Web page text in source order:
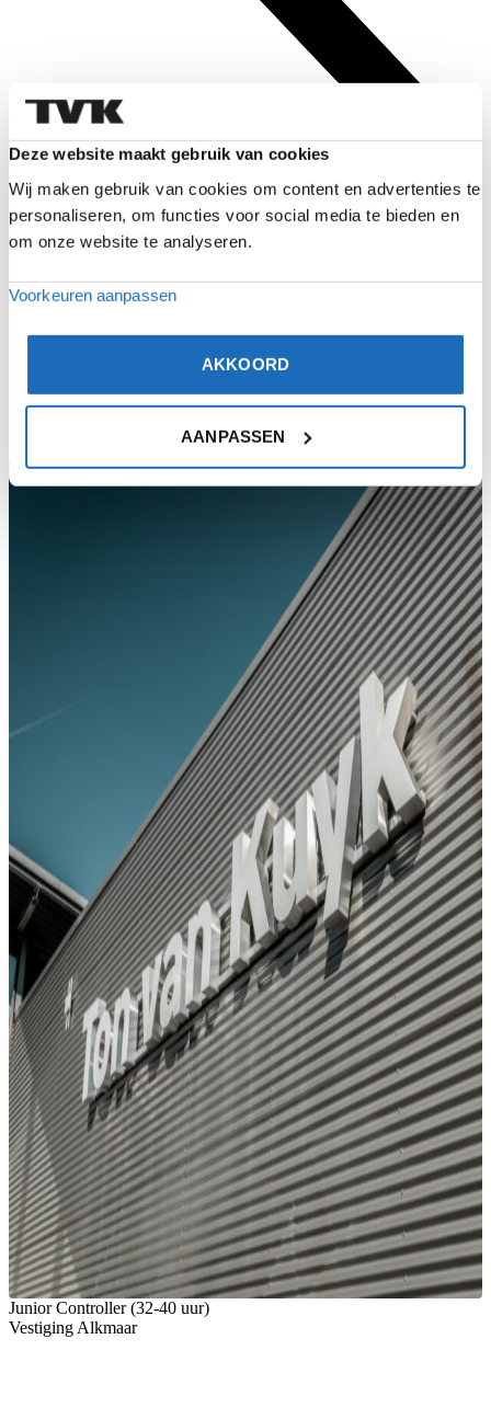
Deze website maakt gebruik van cookies
Wij maken gebruik van cookies om content en advertenties te
personaliseren, om functies voor social media te bieden en
om onze website te analyseren.
Voorkeuren aanpassen
AKKOORD
AANPASSEN
BEKIJK
VACATURE
Junior Controller (32-40 uur)
Vestiging Alkmaar